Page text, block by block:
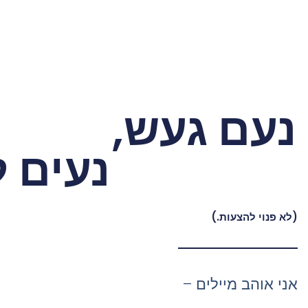
נעם געש,
(לא פנוי להצעות.)
אני אוהב מיילים –